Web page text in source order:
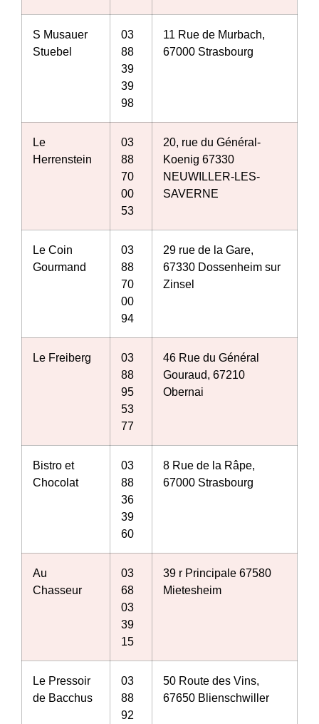
S Musauer
Stuebel
03
88
39
39
98
11 Rue de Murbach,
67000 Strasbourg
Le
Herrenstein
03
88
70
00
53
20, rue du Général-
Koenig 67330
NEUWILLER-LES-
SAVERNE
Le Coin
Gourmand
03
88
70
00
94
29 rue de la Gare,
67330 Dossenheim sur
Zinsel
Le Freiberg
03
88
95
53
77
46 Rue du Général
Gouraud, 67210
Obernai
Bistro et
Chocolat
03
88
36
39
60
8 Rue de la Râpe,
67000 Strasbourg
Au
Chasseur
03
68
03
39
15
39 r Principale 67580
Mietesheim
Le Pressoir
de Bacchus
03
88
92
50 Route des Vins,
67650 Blienschwiller